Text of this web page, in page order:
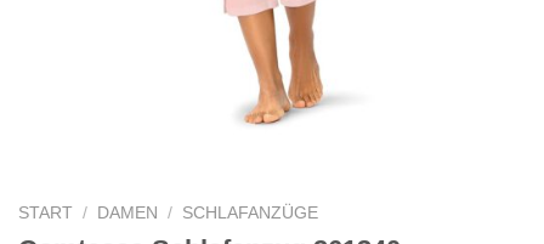
START / DAMEN / SCHLAFANZÜGE